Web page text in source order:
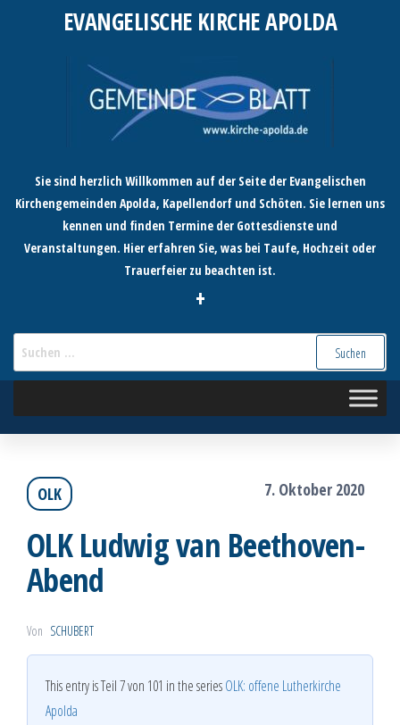
EVANGELISCHE KIRCHE APOLDA
Sie sind herzlich Willkommen auf der Seite der Evangelischen
Kirchengemeinden Apolda, Kapellendorf und Schöten. Sie lernen uns
kennen und finden Termine der Gottesdienste und
Veranstaltungen. Hier erfahren Sie, was bei Taufe, Hochzeit oder
Trauerfeier zu beachten ist.
+
OLK 7. Oktober 2020
OLK Ludwig van Beethoven-
Abend
Von SCHUBERT
This entry is Teil 7 von 101 in the seriesOLK: offene Lutherkirche
Apolda